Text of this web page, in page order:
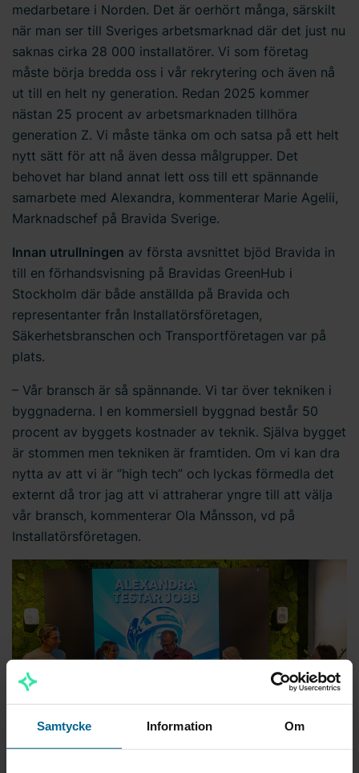
Samtycke Information Om
medarbetare i Norden. Det är oerhört många, särskilt
när man ser till Sveriges arbetsmarknad där det just nu
saknas cirka 28 000 installatörer. Vi som företag
måste börja bredda oss i vår rekrytering och även nå
ut till en helt ny generation. Redan 2025 kommer
nästan 25 procent av arbetsmarknaden tillhöra
generation Z. Vi måste tänka om och satsa på ett helt
nytt sätt för att nå även dessa målgrupper. Det
behovet har bland annat lett oss till ett spännande
samarbete med Alexandra, kommenterar Marie Agelii,
Marknadschef på Bravida Sverige.
Innan utrullningen av första avsnittet bjöd Bravida in
till en förhandsvisning på Bravidas GreenHub i
Stockholm där både anställda på Bravida och
representanter från Installatörsföretagen,
Säkerhetsbranschen och Transportföretagen var på
plats.
– Vår bransch är så spännande. Vi tar över tekniken i
byggnaderna. I en kommersiell byggnad består 50
procent av byggets kostnader av teknik. Själva bygget
är stommen men tekniken är framtiden. Om vi kan dra
nytta av att vi är ”high tech” och lyckas förmedla det
externt då tror jag att vi attraherar yngre till att välja
vår bransch, kommenterar Ola Månsson, vd på
Installatörsföretagen.